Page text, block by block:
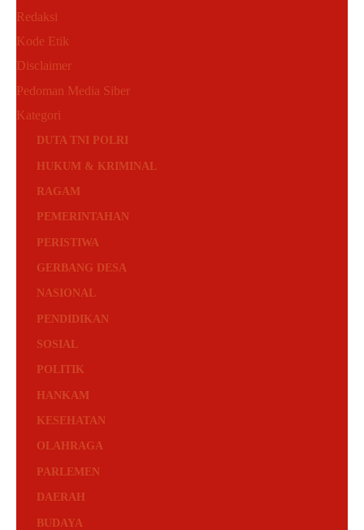
Redaksi
Kode Etik
Disclaimer
Pedoman Media Siber
Kategori
DUTA TNI POLRI
HUKUM & KRIMINAL
RAGAM
PEMERINTAHAN
PERISTIWA
GERBANG DESA
NASIONAL
PENDIDIKAN
SOSIAL
POLITIK
HANKAM
KESEHATAN
OLAHRAGA
PARLEMEN
DAERAH
BUDAYA